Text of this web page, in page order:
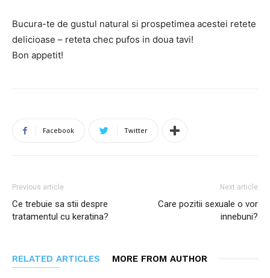
Bucura-te de gustul natural si prospetimea acestei retete
delicioase – reteta chec pufos in doua tavi!
Bon appetit!
Facebook Twitter
Previous article
Ce trebuie sa stii despre
tratamentul cu keratina?
Next article
Care pozitii sexuale o vor
innebuni?
RELATED ARTICLES MORE FROM AUTHOR